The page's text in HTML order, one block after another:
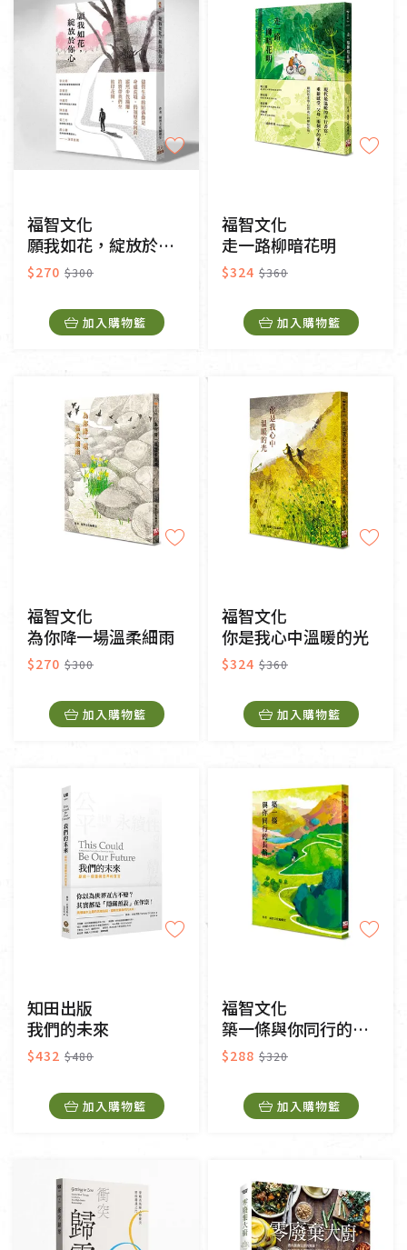
福智文化
願我如花，綻放於你心
$270 $300
加入購物籃
福智文化
走一路柳暗花明
$324 $360
加入購物籃
福智文化
為你降一場溫柔細雨
$270 $300
加入購物籃
福智文化
你是我心中溫暖的光
$324 $360
加入購物籃
知田出版
我們的未來
$432 $480
加入購物籃
福智文化
築一條與你同行的長路
$288 $320
加入購物籃